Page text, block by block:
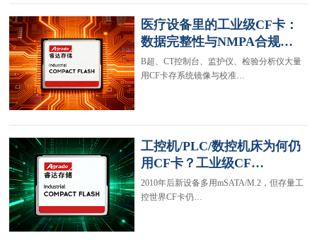
医疗设备里的工业级CF卡：
数据完整性与NMPA合规…
B超、CT控制台、监护仪、检验分析仪大量
用CF卡存系统镜像与校准…
工控机/PLC/数控机床为何仍
用CF卡？工业级CF…
2010年后新设备多用mSATA/M.2，但存量工
控世界CF卡仍…